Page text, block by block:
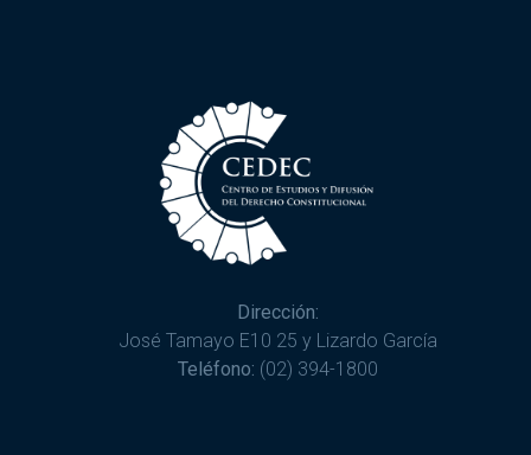
Dirección:
José Tamayo E10 25 y Lizardo García
Teléfono: (02) 394-1800